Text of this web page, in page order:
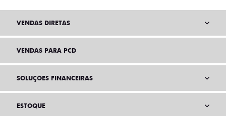
VENDAS DIRETAS
VENDAS PARA PCD
SOLUÇÕES FINANCEIRAS
ESTOQUE